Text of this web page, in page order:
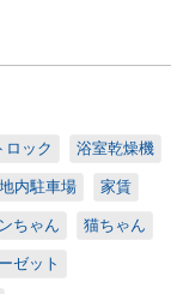
ロック 浴室乾燥機
内駐車場 家賃
ちゃん 猫ちゃん
ゼット